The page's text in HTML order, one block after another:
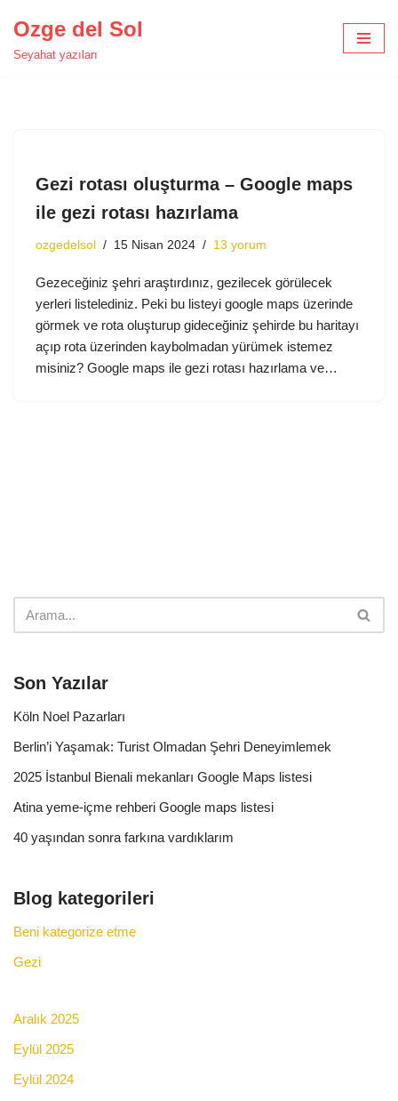
İçeriğe
Ozge del Sol
Seyahat yazıları
Gezi rotası oluşturma – Google maps
ile gezi rotası hazırlama
ozgedelsol 15 Nisan 2024 13 yorum
Gezeceğiniz şehri araştırdınız, gezilecek görülecek
yerleri listelediniz. Peki bu listeyi google maps üzerinde
görmek ve rota oluşturup gideceğiniz şehirde bu haritayı
açıp rota üzerinden kaybolmadan yürümek istemez
misiniz? Google maps ile gezi rotası hazırlama ve…
Son Yazılar
Köln Noel Pazarları
Berlin’i Yaşamak: Turist Olmadan Şehri Deneyimlemek
2025 İstanbul Bienali mekanları Google Maps listesi
Atina yeme-içme rehberi Google maps listesi
40 yaşından sonra farkına vardıklarım
Blog kategorileri
Beni kategorize etme
Gezi
Aralık 2025
Eylül 2025
Eylül 2024